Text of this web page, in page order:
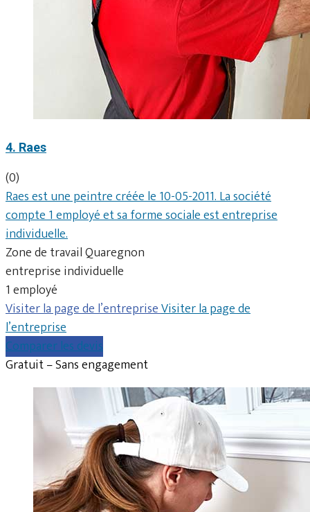
4. Raes
(0)
Raes est une peintre créée le 10-05-2011. La société
compte 1 employé et sa forme sociale est entreprise
individuelle.
Zone de travail Quaregnon
entreprise individuelle
1 employé
Visiter la page de l’entrepriseVisiter la page de
l’entreprise
Comparer les devis
Gratuit – Sans engagement